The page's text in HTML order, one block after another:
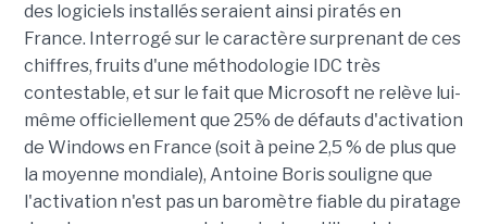
des logiciels installés seraient ainsi piratés en
France. Interrogé sur le caractère surprenant de ces
chiffres, fruits d'une méthodologie IDC très
contestable, et sur le fait que Microsoft ne relève lui-
même officiellement que 25% de défauts d'activation
de Windows en France (soit à peine 2,5 % de plus que
la moyenne mondiale), Antoine Boris souligne que
l'activation n'est pas un baromètre fiable du piratage